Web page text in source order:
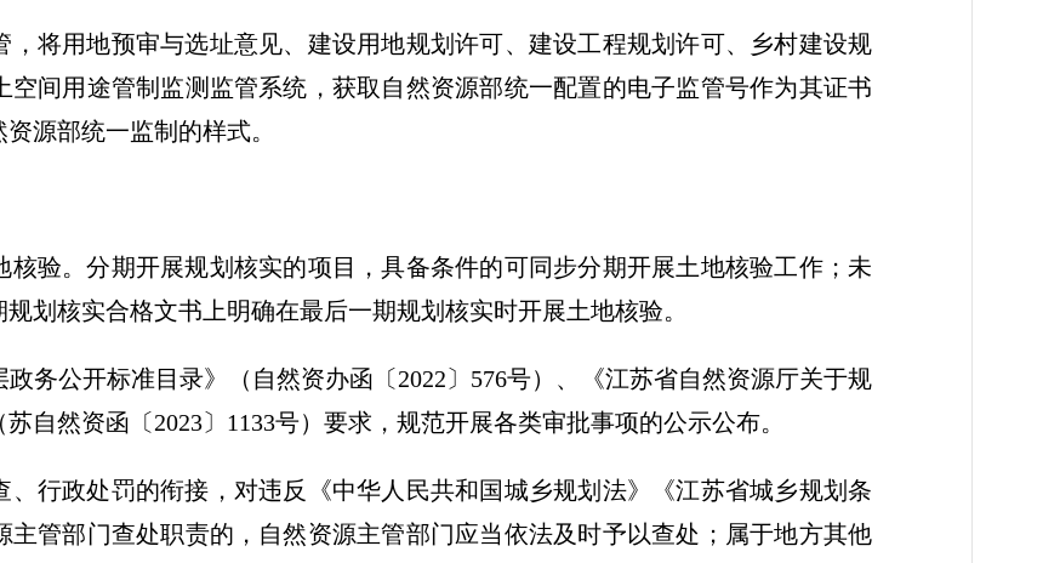
，将用地预审与选址意见、建设用地规划许可、建设工程规划许可、乡村建设规
间用途管制监测监管系统，获取自然资源部统一配置的电子监管号作为其证书
源部统一监制的样式。
核验。分期开展规划核实的项目，具备条件的可同步分期开展土地核验工作；未
划核实合格文书上明确在最后一期规划核实时开展土地核验。
政务公开标准目录》（自然资办函〔2022〕576号）、《江苏省自然资源厅关于规
自然资函〔2023〕1133号）要求，规范开展各类审批事项的公示公布。
、行政处罚的衔接，对违反《中华人民共和国城乡规划法》《江苏省城乡规划条
管部门查处职责的，自然资源主管部门应当依法及时予以查处；属于地方其他